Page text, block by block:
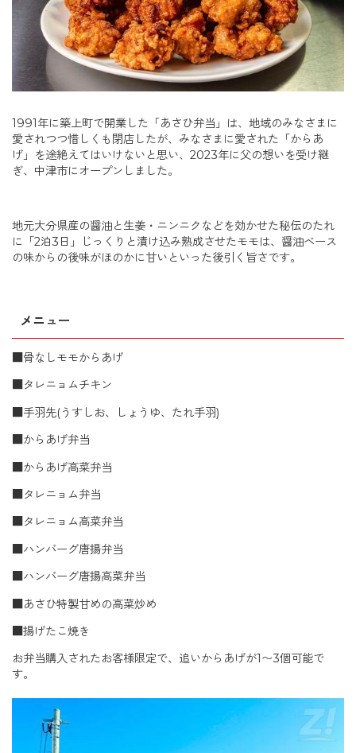
1991年に築上町で開業した「あさひ弁当」は、地域のみなさまに
愛されつつ惜しくも閉店したが、みなさまに愛された「からあ
げ」を途絶えてはいけないと思い、2023年に父の想いを受け継
ぎ、中津市にオープンしました。
地元大分県産の醤油と生姜・ニンニクなどを効かせた秘伝のたれ
に「2泊3日」じっくりと漬け込み熟成させたモモは、醤油ベース
の味からの後味がほのかに甘いといった後引く旨さです。
メニュー
■骨なしモモからあげ
■タレニョムチキン
■手羽先(うすしお、しょうゆ、たれ手羽)
■からあげ弁当
■からあげ高菜弁当
■タレニョム弁当
■タレニョム高菜弁当
■ハンバーグ唐揚弁当
■ハンバーグ唐揚高菜弁当
■あさひ特製甘めの高菜炒め
■揚げたこ焼き
お弁当購入されたお客様限定で、追いからあげが1〜3個可能で
す。